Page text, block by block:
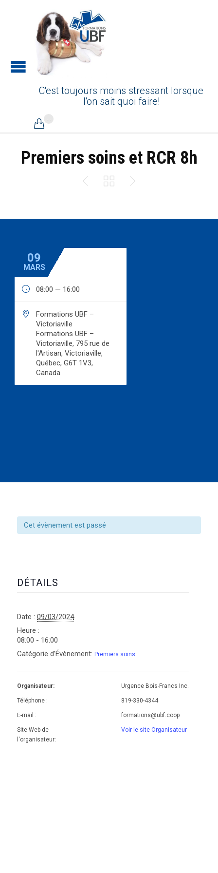
C'est toujours moins stressant lorsque
l'on sait quoi faire!

Premiers soins et RCR 8h
  
09
MARS
 08:00 — 16:00

Formations UBF –
Victoriaville
Formations UBF –
Victoriaville, 795 rue de
l'Artisan, Victoriaville,
Québec, G6T 1V3,
Canada
Cet évènement est passé
DÉTAILS
Date : 09/03/2024
Heure :
08:00 - 16:00
Catégorie d’Évènement: Premiers soins
Organisateur: Urgence Bois-Francs Inc.
Téléphone : 819-330-4344
E-mail : formations@ubf.coop
Site Web de
l'organisateur:
Voir le site Organisateur